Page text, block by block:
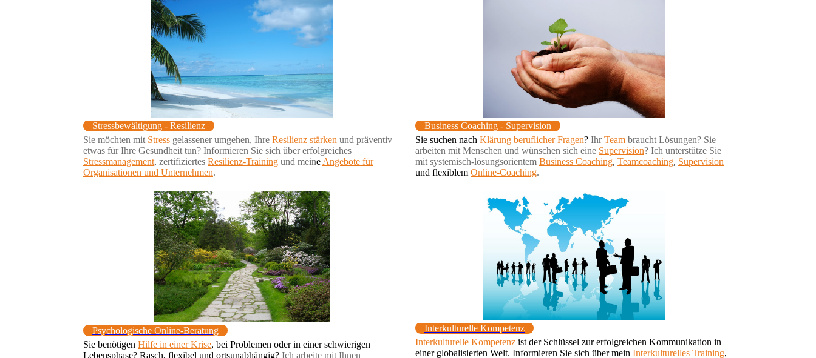
Stressbewältigung - Resilienz
Sie möchten mit Stress gelassener umgehen, Ihre Resilienz stärken und präventiv
etwas für Ihre Gesundheit tun? Informieren Sie sich über erfolgreiches
Stressmanagement, zertifiziertes Resilienz-Training und meine Angebote für
Organisationen und Unternehmen.
Business Coaching - Supervision
Sie suchen nach Klärung beruflicher Fragen? IhrTeam braucht Lösungen? Sie
arbeiten mit Menschen und wünschen sich eine Supervision? Ich unterstütze Sie
mit systemisch-lösungsorientem Business Coaching, Teamcoaching, Supervision
und flexiblem Online-Coaching.
Psychologische Online-Beratung
Sie benötigen Hilfe in einer Krise, bei Problemen oder in einer schwierigen
Lebensphase? Rasch, flexibel und ortsunabhängig? Ich arbeite mit Ihnen
Interkulturelle Kompetenz
Interkulturelle Kompetenz ist der Schlüssel zur erfolgreichen Kommunikation in
einer globalisierten Welt. Informieren Sie sich über mein Interkulturelles Training,